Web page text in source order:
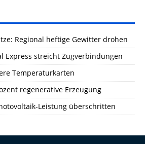
Regional heftige Gewitter drohen
Express streicht Zugverbindungen
Temperaturkarten
regenerative Erzeugung
Leistung überschritten